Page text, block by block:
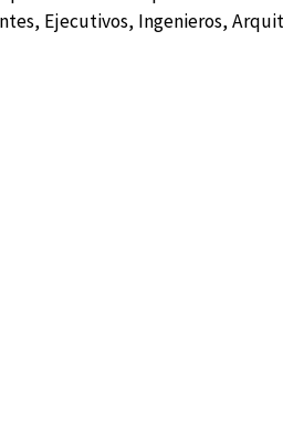
Ejecutivos, Ingenieros,